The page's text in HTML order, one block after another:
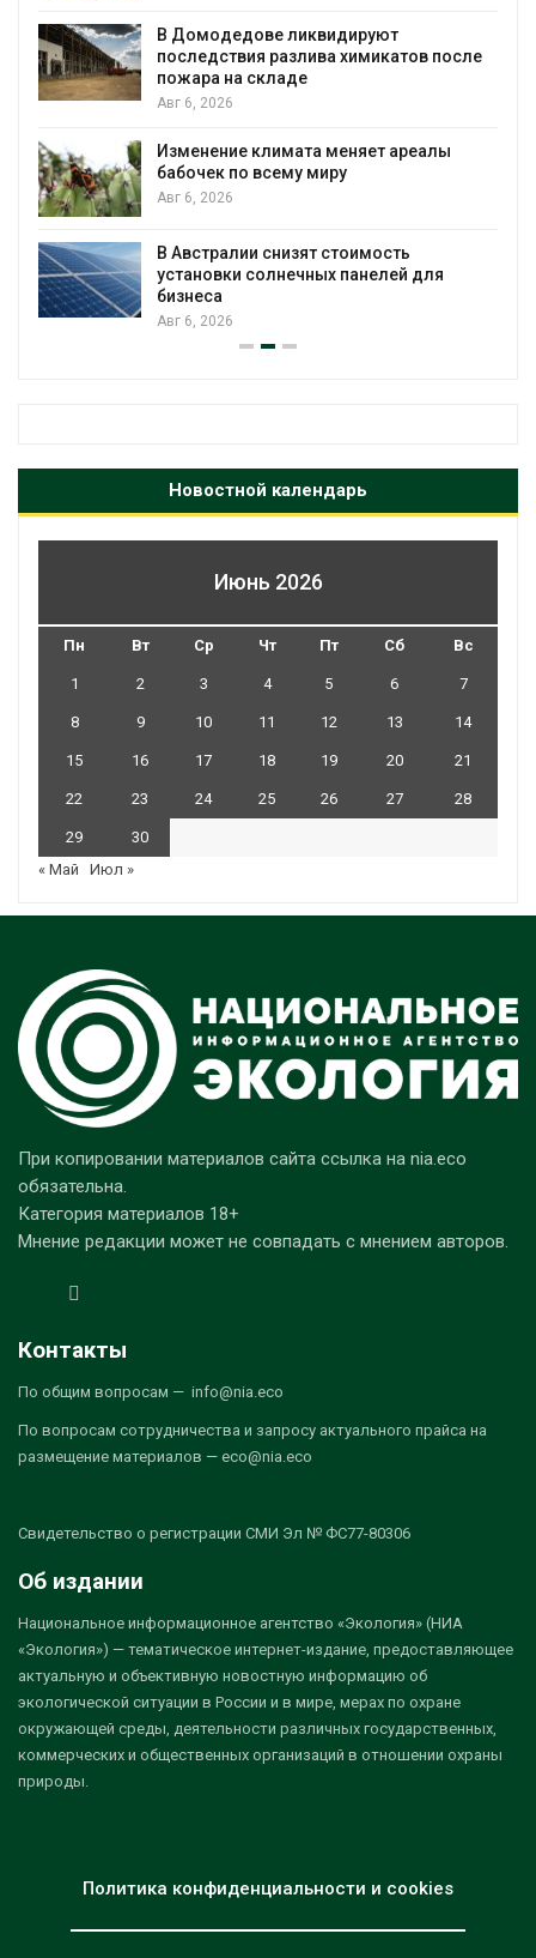
пределы экологических расчётов
Авг 5, 2026
Авг 5, 2026
рублей на перевод частных домов на газ
Авг 5, 2026
Новостной календарь
Июнь 2026
Пн Вт Ср Чт Пт Сб Вс
1 2 3 4 5 6 7
8 9 10 11 12 13 14
15 16 17 18 19 20 21
22 23 24 25 26 27 28
29
30
« Май
Июл »
При копировании материалов сайта ссылка на nia.eco
обязательна.
Категория материалов 18+
Мнение редакции может не совпадать с мнением авторов.
Контакты
По общим вопросам — info@nia.eco
По вопросам сотрудничества и запросу актуального прайса на
размещение материалов — eco@nia.eco
Свидетельство о регистрации СМИ Эл № ФС77-80306
Об издании
Национальное информационное агентство «Экология» (НИА
«Экология») — тематическое интернет-издание, предоставляющее
актуальную и объективную новостную информацию об
экологической ситуации в России и в мире, мерах по охране
окружающей среды, деятельности различных государственных,
коммерческих и общественных организаций в отношении охраны
природы.
Политика конфиденциальности и cookies